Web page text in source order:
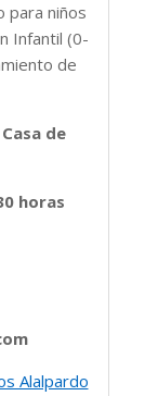
para niños
Infantil (0-
de
de
horas
Alalpardo